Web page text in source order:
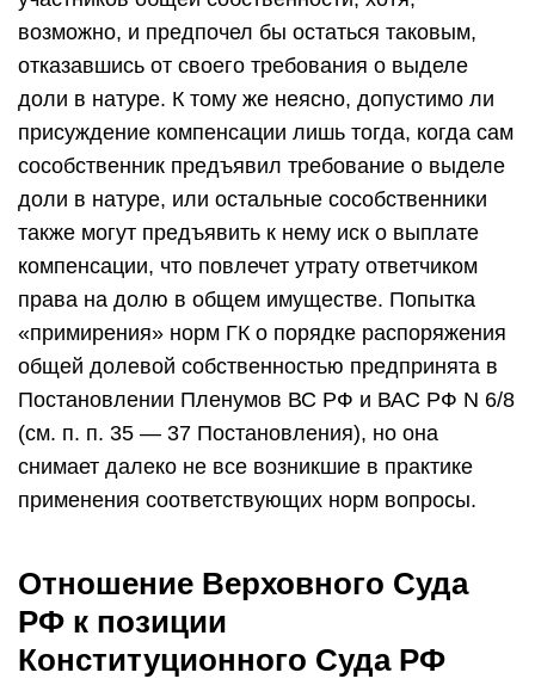
возможно, и предпочел бы остаться таковым,
отказавшись от своего требования о выделе
доли в натуре. К тому же неясно, допустимо ли
присуждение компенсации лишь тогда, когда сам
сособственник предъявил требование о выделе
доли в натуре, или остальные сособственники
также могут предъявить к нему иск о выплате
компенсации, что повлечет утрату ответчиком
права на долю в общем имуществе. Попытка
«примирения» норм ГК о порядке распоряжения
общей долевой собственностью предпринята в
Постановлении Пленумов ВС РФ и ВАС РФ N 6/8
(см. п. п. 35 — 37 Постановления), но она
снимает далеко не все возникшие в практике
применения соответствующих норм вопросы.
Отношение Верховного Суда
РФ к позиции
Конституционного Суда РФ